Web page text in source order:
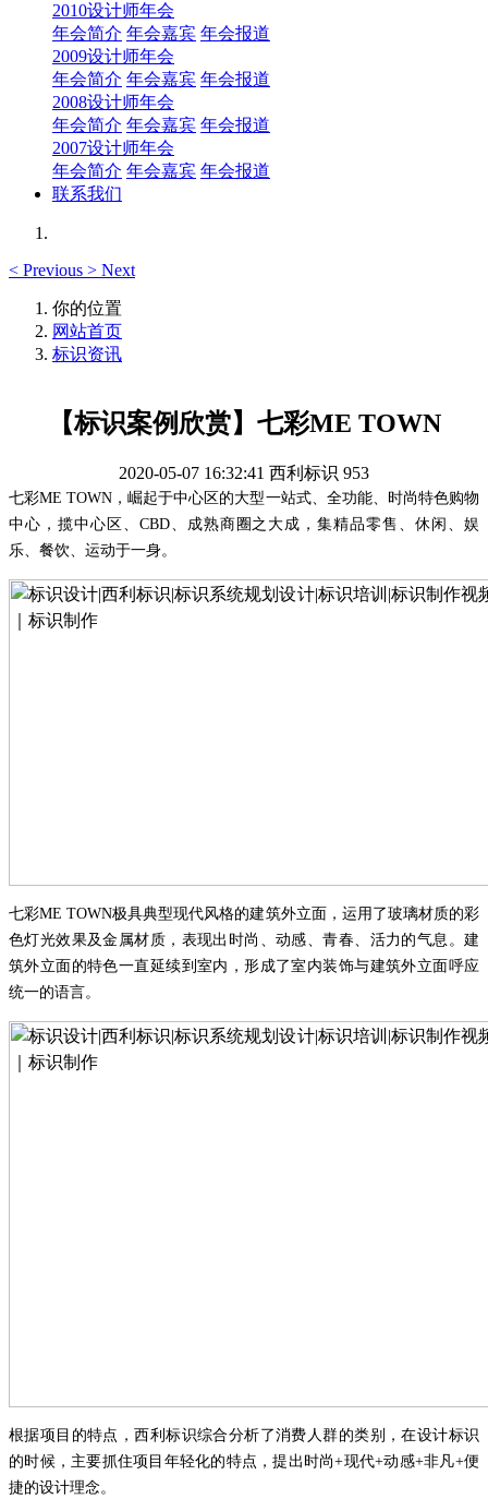
2010设计师年会
年会简介 年会嘉宾 年会报道
2009设计师年会
年会简介 年会嘉宾 年会报道
2008设计师年会
年会简介 年会嘉宾 年会报道
2007设计师年会
年会简介 年会嘉宾 年会报道
联系我们
< Previous > Next
你的位置
网站首页
标识资讯
【标识案例欣赏】七彩ME TOWN
2020-05-07 16:32:41 西利标识 953
七彩ME TOWN，崛起于中心区的大型一站式、 全功能、
时尚特色购物
中心，揽中心区、 CBD、成熟商圈之大成，集精品零售、休闲、娱
乐、餐饮、运动于一身。
七彩ME TOWN极具典型现代风格的建筑外立面，运用了玻璃材质的彩
色灯光效果及金属材质，表现出时尚、动感、青春、活力的气息。建
筑外立面的特色一直延续到室内，形成了室内装饰与建筑外立面呼应
统一的语言。
根据项目的特点 ，西利标识综合分析了消费人群的类别 ，在设计标识
的时候，主要抓住项目年轻化的特点，提出时尚+现代+动感+非凡+便
捷的设计理念。